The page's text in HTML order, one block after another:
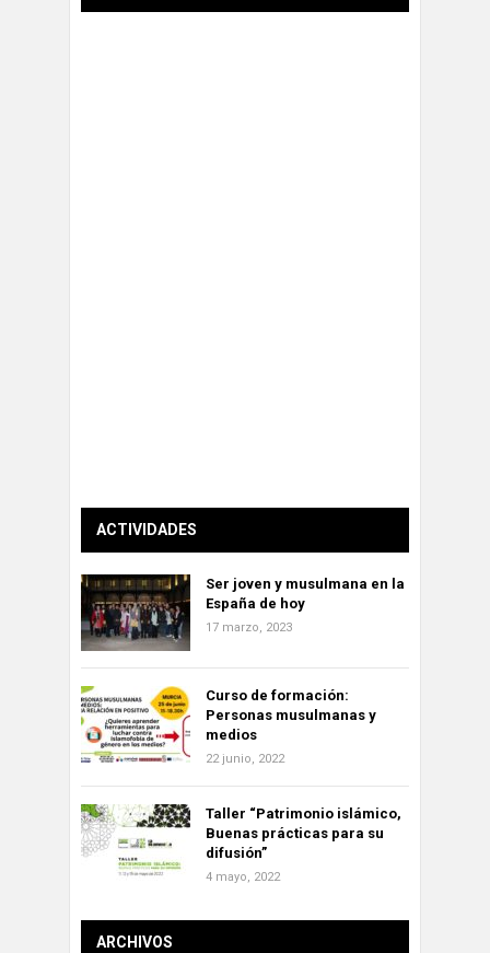
ACTIVIDADES
Ser joven y musulmana en la
España de hoy
17 marzo, 2023
Curso de formación:
Personas musulmanas y
medios
22 junio, 2022
Taller “Patrimonio islámico,
Buenas prácticas para su
difusión”
4 mayo, 2022
ARCHIVOS